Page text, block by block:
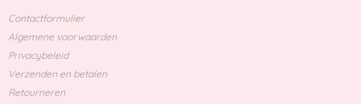
Contactformulier
Algemene voorwaarden
Privacybeleid
Verzenden en betalen
Retourneren